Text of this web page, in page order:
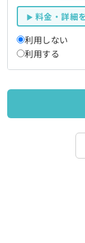
料金・詳細
利用しない
利用する